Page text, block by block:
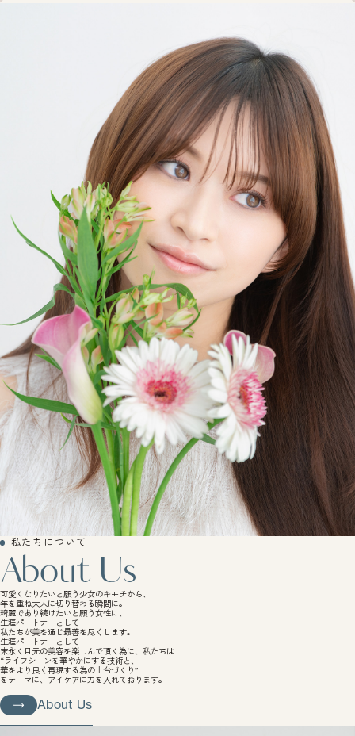
私たちについて
About Us
可愛くなりたいと願う少女のキモチから、
年を重ね大人に切り替わる瞬間に。
綺麗であり続けたいと願う女性に、
生涯パートナーとして
私たちが美を通じ最善を尽くします。
生涯パートナーとして
末永く目元の美容を楽しんで頂く為に、私たちは
“ライフシーンを華やかにする技術と、
華をより良く再現する為の土台づくり”
をテーマに、アイケアに力を入れております。
About Us